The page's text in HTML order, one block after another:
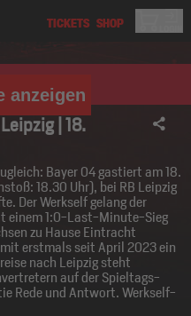
anzeigen
| 18.
Bayer 04 gastiert am 18.
18.30 Uhr), bei RB Leipzig
Der Werkself gelang der
einem 1:0-Last-Minute-Sieg
zu Hause Eintracht
erstmals seit April 2023 ein
nach Leipzig steht
auf der Spieltags-
Rede und Antwort. Werkself-